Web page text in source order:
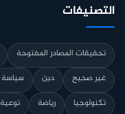
التصنيفات
تحقيقات المصادر المفتوحة
غير صحيح
دين سياسة
تكنولوجيا
رياضة توعية